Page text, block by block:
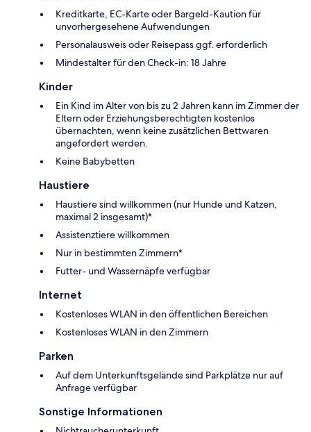
Kreditkarte, EC-Karte oder Bargeld-Kaution für
unvorhergesehene Aufwendungen
Personalausweis oder Reisepass ggf. erforderlich
Mindestalter für den Check-in: 18 Jahre
Kinder
Ein Kind im Alter von bis zu 2 Jahren kann im Zimmer der
Eltern oder Erziehungsberechtigten kostenlos
übernachten, wenn keine zusätzlichen Bettwaren
angefordert werden.
Keine Babybetten
Haustiere
Haustiere sind willkommen (nur Hunde und Katzen,
maximal 2 insgesamt)*
Assistenztiere willkommen
Nur in bestimmten Zimmern*
Futter- und Wassernäpfe verfügbar
Internet
Kostenloses WLAN in den öffentlichen Bereichen
Kostenloses WLAN in den Zimmern
Parken
Auf dem Unterkunftsgelände sind Parkplätze nur auf
Anfrage verfügbar
Sonstige Informationen